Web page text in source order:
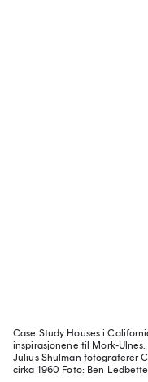
Case Study Houses i
inspirasjonene til Mork-
Julius Shulman fotograferer
cirka 1960 Foto: Ben